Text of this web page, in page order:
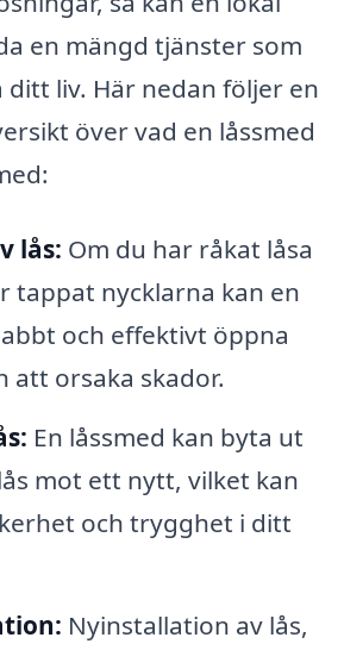
en mängd tjänster som
liv. Här nedan följer en
över vad en låssmed
lås: Om du har råkat låsa
tappat nycklarna kan en
och effektivt öppna
att orsaka skador.
En låssmed kan byta ut
mot ett nytt, vilket kan
och trygghet i ditt
Nyinstallation av lås,